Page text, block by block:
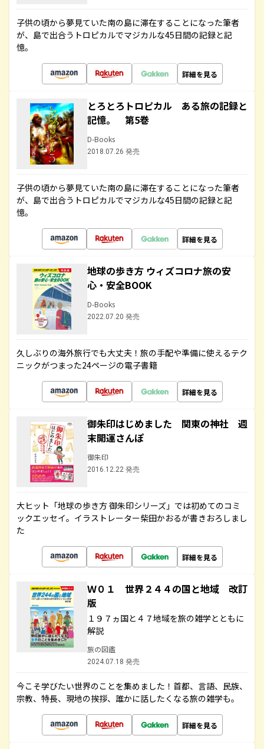
子供の頃から夢見ていた南の島に滞在することになった筆者
が、島で出合うトロピカルでマジカルな45日間の記録と記
憶。
詳細を見る
とろとろトロピカル ある旅の記録と
記憶。 第5巻
D-Books
2018.07.26 発売
子供の頃から夢見ていた南の島に滞在することになった筆者
が、島で出合うトロピカルでマジカルな45日間の記録と記
憶。
詳細を見る
地球の歩き方 ウィズコロナ旅の安
心・安全BOOK
D-Books
2022.07.20 発売
久しぶりの海外旅行でも大丈夫！旅の手配や準備に使えるテク
ニックがつまった24ページの電子書籍
詳細を見る
御朱印はじめました 関東の神社 週
末開運さんぽ
御朱印
2016.12.22 発売
大ヒット「地球の歩き方 御朱印シリーズ」では初めてのコミ
ックエッセイ。イラストレーター柴田かおるが書きおろしまし
た
詳細を見る
Ｗ０１ 世界２４４の国と地域 改訂
版
１９７ヵ国と４７地域を旅の雑学とともに
解説
旅の図鑑
2024.07.18 発売
今こそ学びたい世界のことを集めました！首都、言語、民族、
宗教、特長、現地の挨拶、誰かに話したくなる旅の雑学も。
詳細を見る